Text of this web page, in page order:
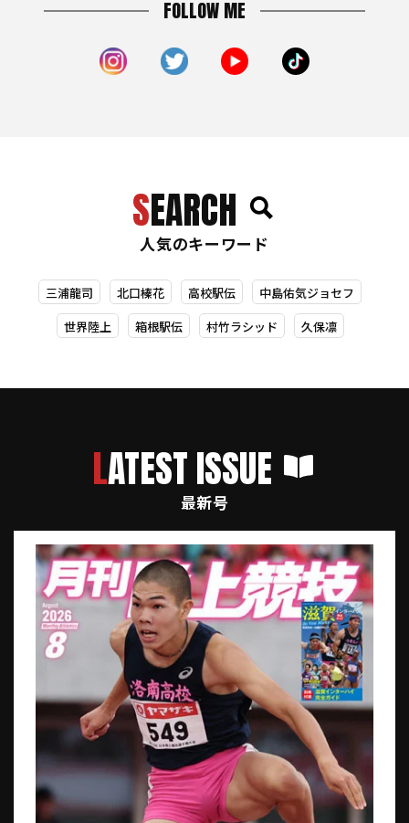
FOLLOW ME
SEARCH
人気のキーワード
三浦龍司 北口榛花 高校駅伝 中島佑気ジョセフ
世界陸上 箱根駅伝 村竹ラシッド 久保凛
LATEST ISSUE
最新号